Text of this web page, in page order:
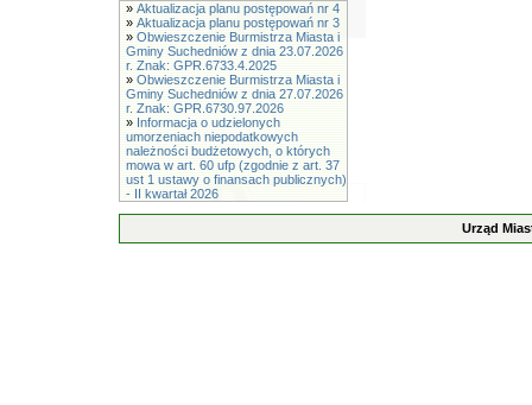
» Aktualizacja planu postępowań nr 4
» Aktualizacja planu postępowań nr 3
» Obwieszczenie Burmistrza Miasta i
Gminy Suchedniów z dnia 23.07.2026
r. Znak: GPR.6733.4.2025
» Obwieszczenie Burmistrza Miasta i
Gminy Suchedniów z dnia 27.07.2026
r. Znak: GPR.6730.97.2026
» Informacja o udzielonych
umorzeniach niepodatkowych
należności budżetowych, o których
mowa w art. 60 ufp (zgodnie z art. 37
ust 1 ustawy o finansach publicznych)
- II kwartał 2026
Urząd